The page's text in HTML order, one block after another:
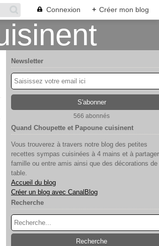
Connexion + Créer mon blog
Newsletter
566 abonnés
Quand Choupette et Papoune cuisinent
Vous trouverez à travers notre blog des petites
recettes sympas cuisinées à 4 mains et à
famille ou entre amis ainsi que des décorations de
table.
Accueil du blog
Créer un blog avec CanalBlog
Recherche